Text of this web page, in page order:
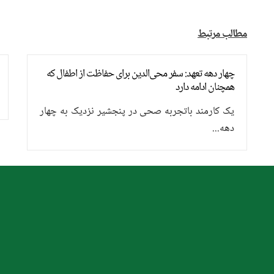
مطالب مرتبط
چهار دهه تعهد: سفر محی‌الدین برای حفاظت از اطفال که
همچنان ادامه دارد
یک کارمند باتجربه صحی در پنجشیر نزدیک به چهار
دهه...